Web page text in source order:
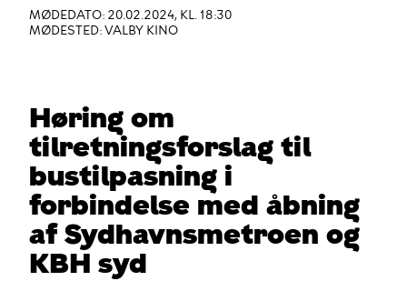
er
her
MØDEDATO: 20.02.2024, KL. 18:30
MØDESTED: VALBY KINO
Høring om
tilretningsforslag til
bustilpasning i
forbindelse med åbning
af Sydhavnsmetroen og
KBH syd